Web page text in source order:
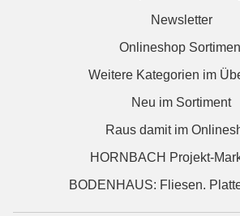
Newsletter
Onlineshop
Weitere Kategorien im
Neu im Sortiment
Raus damit im
HORNBACH Projekt-
BODENHAUS: Fliesen.